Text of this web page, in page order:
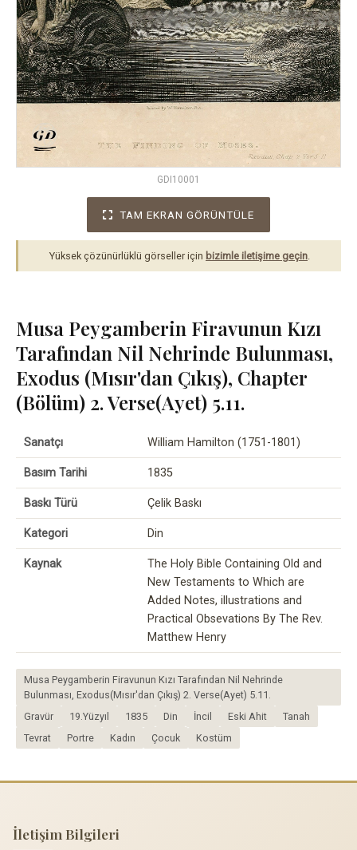
GDI10001
TAM EKRAN GÖRÜNTÜLE
Yüksek çözünürlüklü görseller için bizimle iletişime geçin.
Musa Peygamberin Firavunun Kızı
Tarafından Nil Nehrinde Bulunması,
Exodus (Mısır'dan Çıkış), Chapter
(Bölüm) 2. Verse(Ayet) 5.11.
Sanatçı William Hamilton (1751-1801)
Basım Tarihi 1835
Baskı Türü Çelik Baskı
Kategori Din
Kaynak
The Holy Bible Containing Old and
New Testaments to Which are
Added Notes, illustrations and
Practical Obsevations By The Rev.
Matthew Henry
Musa Peygamberin Firavunun Kızı Tarafından Nil Nehrinde
Bulunması, Exodus(Mısır'dan Çıkış) 2. Verse(Ayet) 5.11.
Gravür
19.Yüzyıl 1835 Din İncil Eski Ahit
Tanah
Tevrat
Portre Kadın Çocuk Kostüm
İletişim Bilgileri